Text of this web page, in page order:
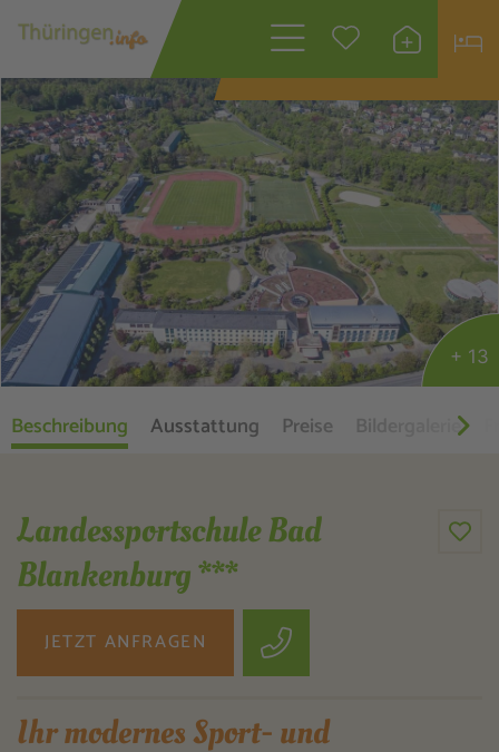
Wonach suchen
Sie?
+ 13
Beschreibung Ausstattung Preise Bildergalerie
Landessportschule Bad
Blankenburg ***
JETZT ANFRAGEN
Ihr modernes Sport- und